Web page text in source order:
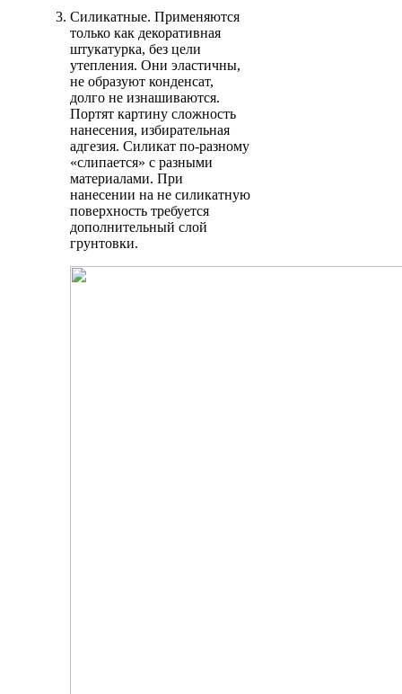
Силикатные. Применяются
только как декоративная
штукатурка, без цели
утепления. Они эластичны,
не образуют конденсат,
долго не изнашиваются.
Портят картину сложность
нанесения, избирательная
адгезия. Силикат по-разному
«слипается» с разными
материалами. При
нанесении на не силикатную
поверхность требуется
дополнительный слой
грунтовки.